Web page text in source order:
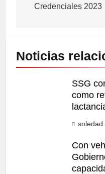
Credenciales 2023
Noticias
SSG
como
soledad
Con